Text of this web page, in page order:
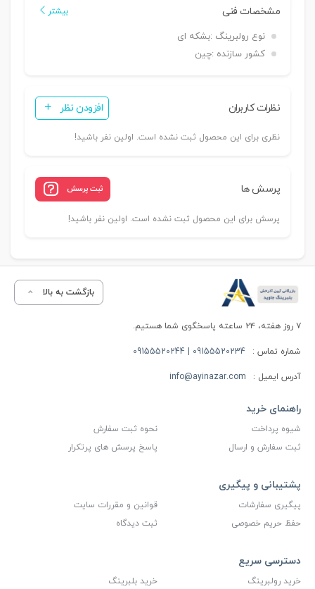
مشخصات فنی بیشتر
نوع رولبرینگ :بشکه ای
کشور سازنده :چین
نظرات کاربران افزودن نظر
نظری برای این محصول ثبت نشده است. اولین نفر باشید!
پرسش ها ثبت پرسش
پرسش برای این محصول ثبت نشده است. اولین نفر باشید!
بازگشت به بالا
۷ روز هفته، ۲۴ ساعته پاسخگوی شما هستیم.
شماره تماس : 09155520234 | 09155520244
آدرس ایمیل : info@ayinazar.com
راهنمای خرید
شیوه پرداخت
نحوه ثبت سفارش
ثبت سفارش و ارسال
پاسخ پرسش های پرتکرار
پشتیبانی و پیگیری
پیگیری سفارشات
قوانین و مقررات سایت
حفظ حریم خصوصی
ثبت دیدگاه
دسترسی سریع
خرید رولبرینگ خرید بلبرینگ